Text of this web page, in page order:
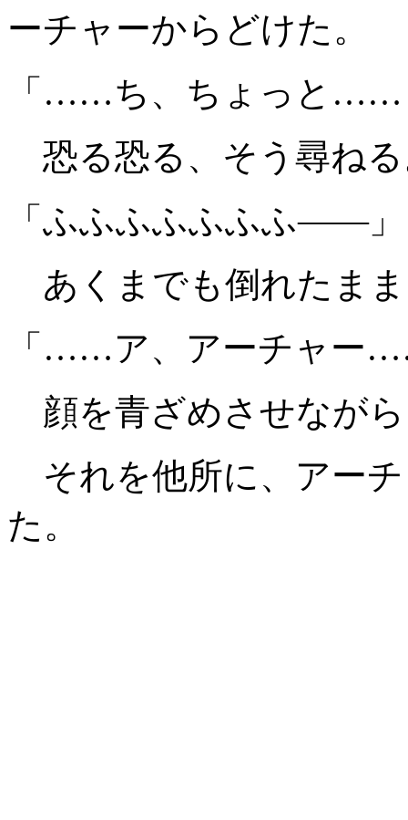
ーチャーからどけた。
「……ち、ちょっと……
恐る恐る、そう尋ね
「ふふふふふふふ――」
あくまでも倒れたま
「……ア、アーチャー
顔を青ざめさせなが
それを他所に、アー
た。